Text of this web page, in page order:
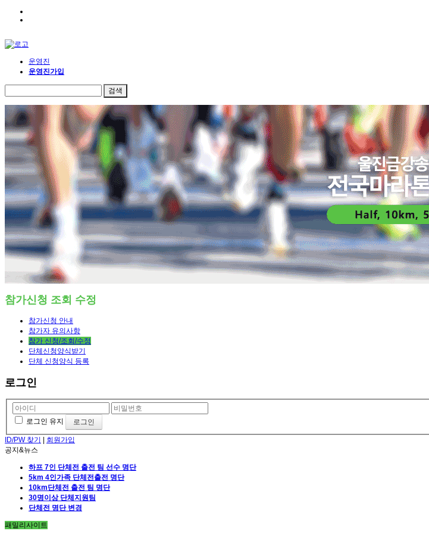
운영진
운영진가입
참가신청 조회 수정
참가신청 안내
참가자 유의사항
참가 신청/조회/수정
단체신청양식받기
단체 신청양식 등록
로그인
로그인 유지
ID/PW 찾기
회원가입
공지&뉴스
하프 7인 단체전 출전 팀 선수 명단
5km 4인가족 단체전출전 명단
10km단체전 출전 팀 명단
30명이상 단체지원팀
단체전 명단 변경
패밀리사이트